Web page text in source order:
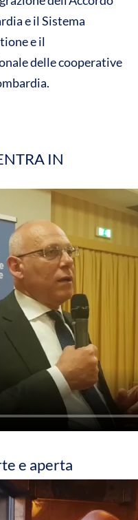
e il Sistema
e il
delle cooperative
IN
e aperta